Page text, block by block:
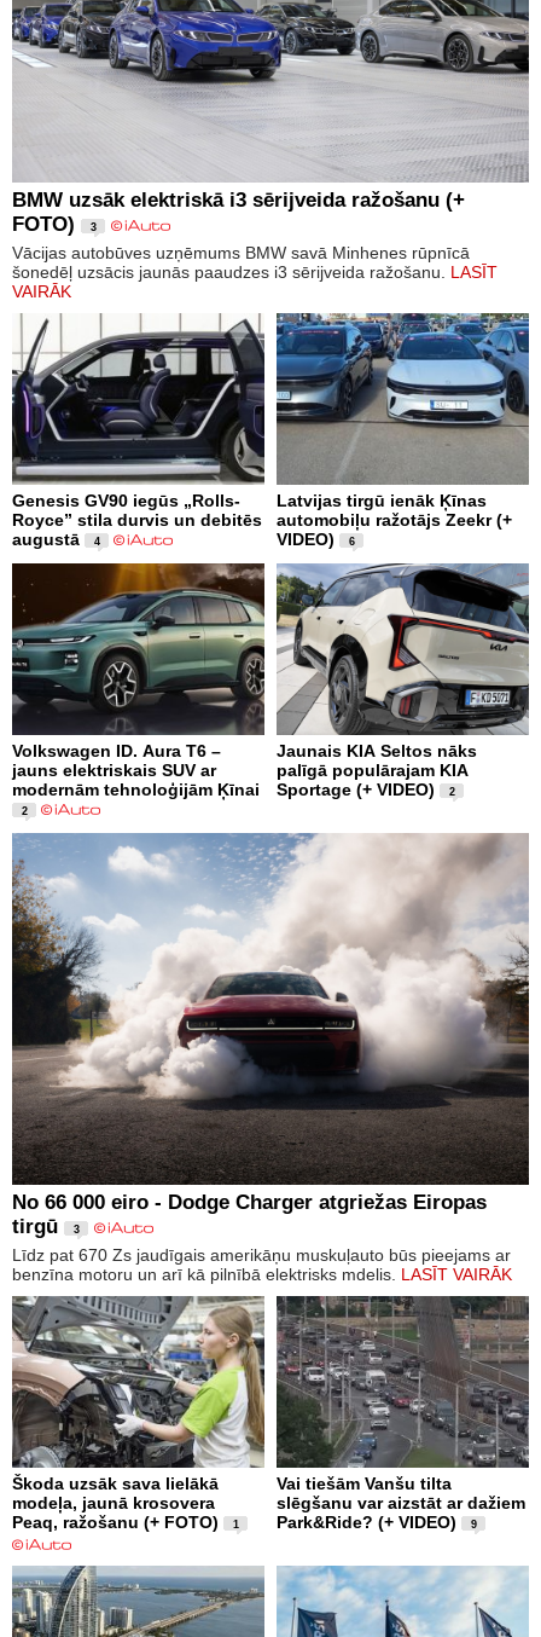
BMW uzsāk elektriskā i3 sērijveida ražošanu (+
FOTO)
3
Vācijas autobūves uzņēmums BMW savā Minhenes rūpnīcā
šonedēļ uzsācis jaunās paaudzes i3 sērijveida ražošanu. LASĪT
VAIRĀK
Genesis GV90 iegūs „Rolls-
Royce” stila durvis un debitēs
augustā
4
Latvijas tirgū ienāk Ķīnas
automobiļu ražotājs Zeekr (+
VIDEO)
6
Volkswagen ID. Aura T6 –
jauns elektriskais SUV ar
modernām tehnoloģijām Ķīnai
2
Jaunais KIA Seltos nāks
palīgā populārajam KIA
Sportage (+ VIDEO)
2
No 66 000 eiro - Dodge Charger atgriežas Eiropas
tirgū
3
Līdz pat 670 Zs jaudīgais amerikāņu muskuļauto būs pieejams ar
benzīna motoru un arī kā pilnībā elektrisks mdelis. LASĪT VAIRĀK
Škoda uzsāk sava lielākā
modeļa, jaunā krosovera
Peaq, ražošanu (+ FOTO)
1
Vai tiešām Vanšu tilta
slēgšanu var aizstāt ar dažiem
Park&Ride? (+ VIDEO)
9